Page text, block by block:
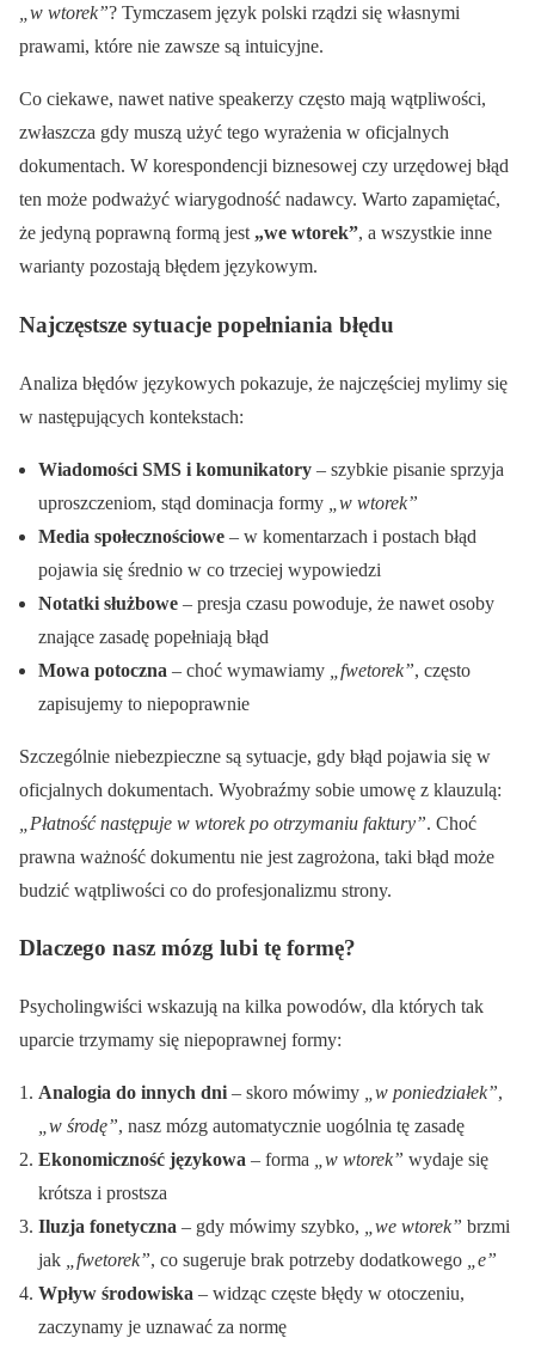
„w wtorek”? Tymczasem język polski rządzi się własnymi
prawami, które nie zawsze są intuicyjne.
Co ciekawe, nawet native speakerzy często mają wątpliwości,
zwłaszcza gdy muszą użyć tego wyrażenia w oficjalnych
dokumentach. W korespondencji biznesowej czy urzędowej błąd
ten może podważyć wiarygodność nadawcy. Warto zapamiętać,
że jedyną poprawną formą jest „we wtorek”, a wszystkie inne
warianty pozostają błędem językowym.
Najczęstsze sytuacje popełniania błędu
Analiza błędów językowych pokazuje, że najczęściej mylimy się
w następujących kontekstach:
Wiadomości SMS i komunikatory – szybkie pisanie sprzyja
uproszczeniom, stąd dominacja formy
„w wtorek”
Media społecznościowe – w komentarzach i postach błąd
pojawia się średnio w co trzeciej wypowiedzi
Notatki służbowe – presja czasu powoduje, że nawet osoby
znające zasadę popełniają błąd
Mowa potoczna – choć wymawiamy „fwetorek”, często
zapisujemy to niepoprawnie
Szczególnie niebezpieczne są sytuacje, gdy błąd pojawia się w
oficjalnych dokumentach. Wyobraźmy sobie umowę z klauzulą:
„Płatność następuje w wtorek po otrzymaniu faktury”. Choć
prawna ważność dokumentu nie jest zagrożona, taki błąd może
budzić wątpliwości co do profesjonalizmu strony.
Dlaczego nasz mózg lubi tę formę?
Psycholingwiści wskazują na kilka powodów, dla których tak
uparcie trzymamy się niepoprawnej formy:
Analogia do innych dni – skoro mówimy „w poniedziałek”,
„w środę”, nasz mózg automatycznie uogólnia tę zasadę
Ekonomiczność językowa – forma „w wtorek” wydaje się
krótsza i prostsza
Iluzja fonetyczna – gdy mówimy szybko, „we wtorek” brzmi
jak
„fwetorek”, co sugeruje brak potrzeby dodatkowego
„e”
Wpływ środowiska – widząc częste błędy w otoczeniu,
zaczynamy je uznawać za normę